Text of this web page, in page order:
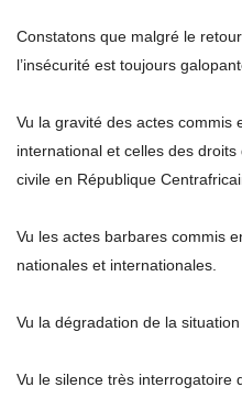
Constatons que malgré le
l’insécurité est toujours
Vu la gravité des actes commis
international et celles des droits
civile en République
Vu les actes barbares commis
nationales et internationales.
Vu la dégradation de la
Vu le silence très interrogatoire